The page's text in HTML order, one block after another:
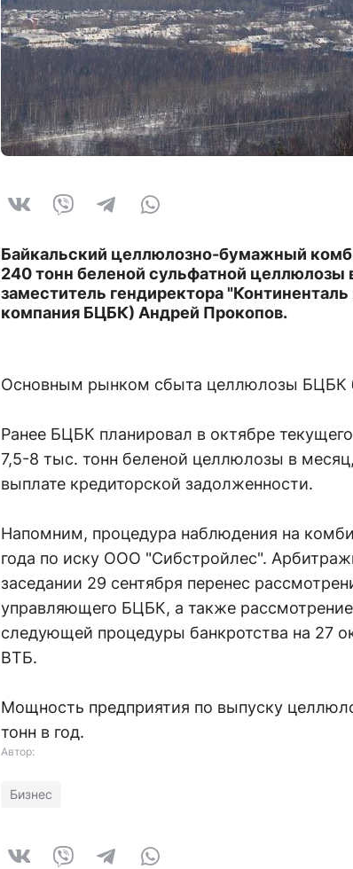
Байкальский целлюлозно-бумажный
240 тонн беленой сульфатной целлюлозы
заместитель гендиректора
компания БЦБК) Андрей Прокопов.
Основным рынком сбыта целлюлозы БЦБК
Ранее БЦБК планировал в октябре
7,5-8 тыс. тонн беленой целлюлозы в
выплате кредиторской задолженности.
Напомним, процедура наблюдения на
года по иску ООО "Сибстройлес".
заседании 29 сентября перенес
управляющего БЦБК, а также
следующей процедуры банкротства на 27
ВТБ.
Мощность предприятия по выпуску
тонн в год.
Автор:
Бизнес